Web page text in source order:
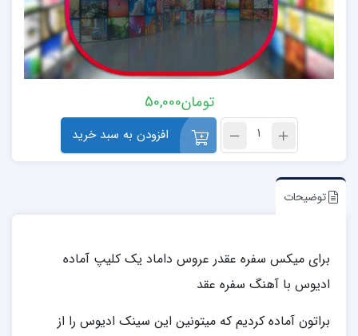
تومان50,000
افزودن به سبد خرید
توضیحات
برای میکس سفره عقدر عروس داماد یک کلیپ آماده
ادیوس با آهنگ سفره عقد
براتون آماده کردیم که میتونین این سینک ادیوس را از